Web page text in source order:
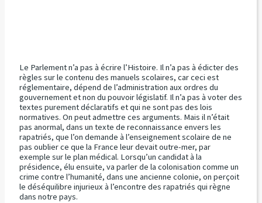
Le Parlement n’a pas à écrire l’Histoire. Il n’a pas à édicter des
règles sur le contenu des manuels scolaires, car ceci est
réglementaire, dépend de l’administration aux ordres du
gouvernement et non du pouvoir législatif. Il n’a pas à voter des
textes purement déclaratifs et qui ne sont pas des lois
normatives. On peut admettre ces arguments. Mais il n’était
pas anormal, dans un texte de reconnaissance envers les
rapatriés, que l’on demande à l’enseignement scolaire de ne
pas oublier ce que la France leur devait outre-mer, par
exemple sur le plan médical. Lorsqu’un candidat à la
présidence, élu ensuite, va parler de la colonisation comme un
crime contre l’humanité, dans une ancienne colonie, on perçoit
le déséquilibre injurieux à l’encontre des rapatriés qui règne
dans notre pays.